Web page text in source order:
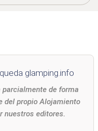
glamping.info
parcialmente de forma
del propio Alojamiento
nuestros editores.